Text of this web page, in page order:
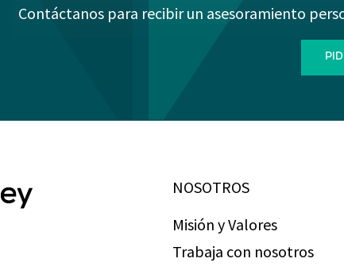
Contáctanos para recibir un asesoramiento
NOSOTROS
Misión y Valores
Trabaja con nosotros